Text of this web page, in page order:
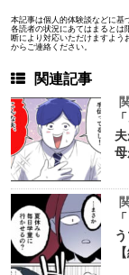
本記事は個人的体験談などに基
各読者の状況にあてはまるとは
断により対応いただけますよう
からご連絡ください。
関連記事